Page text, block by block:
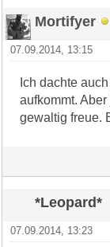
Mortifyer
07.09.2014, 13:15
Ich dachte
aufkommt.
gewaltig freue.
*Leopard*
07.09.2014, 13:23